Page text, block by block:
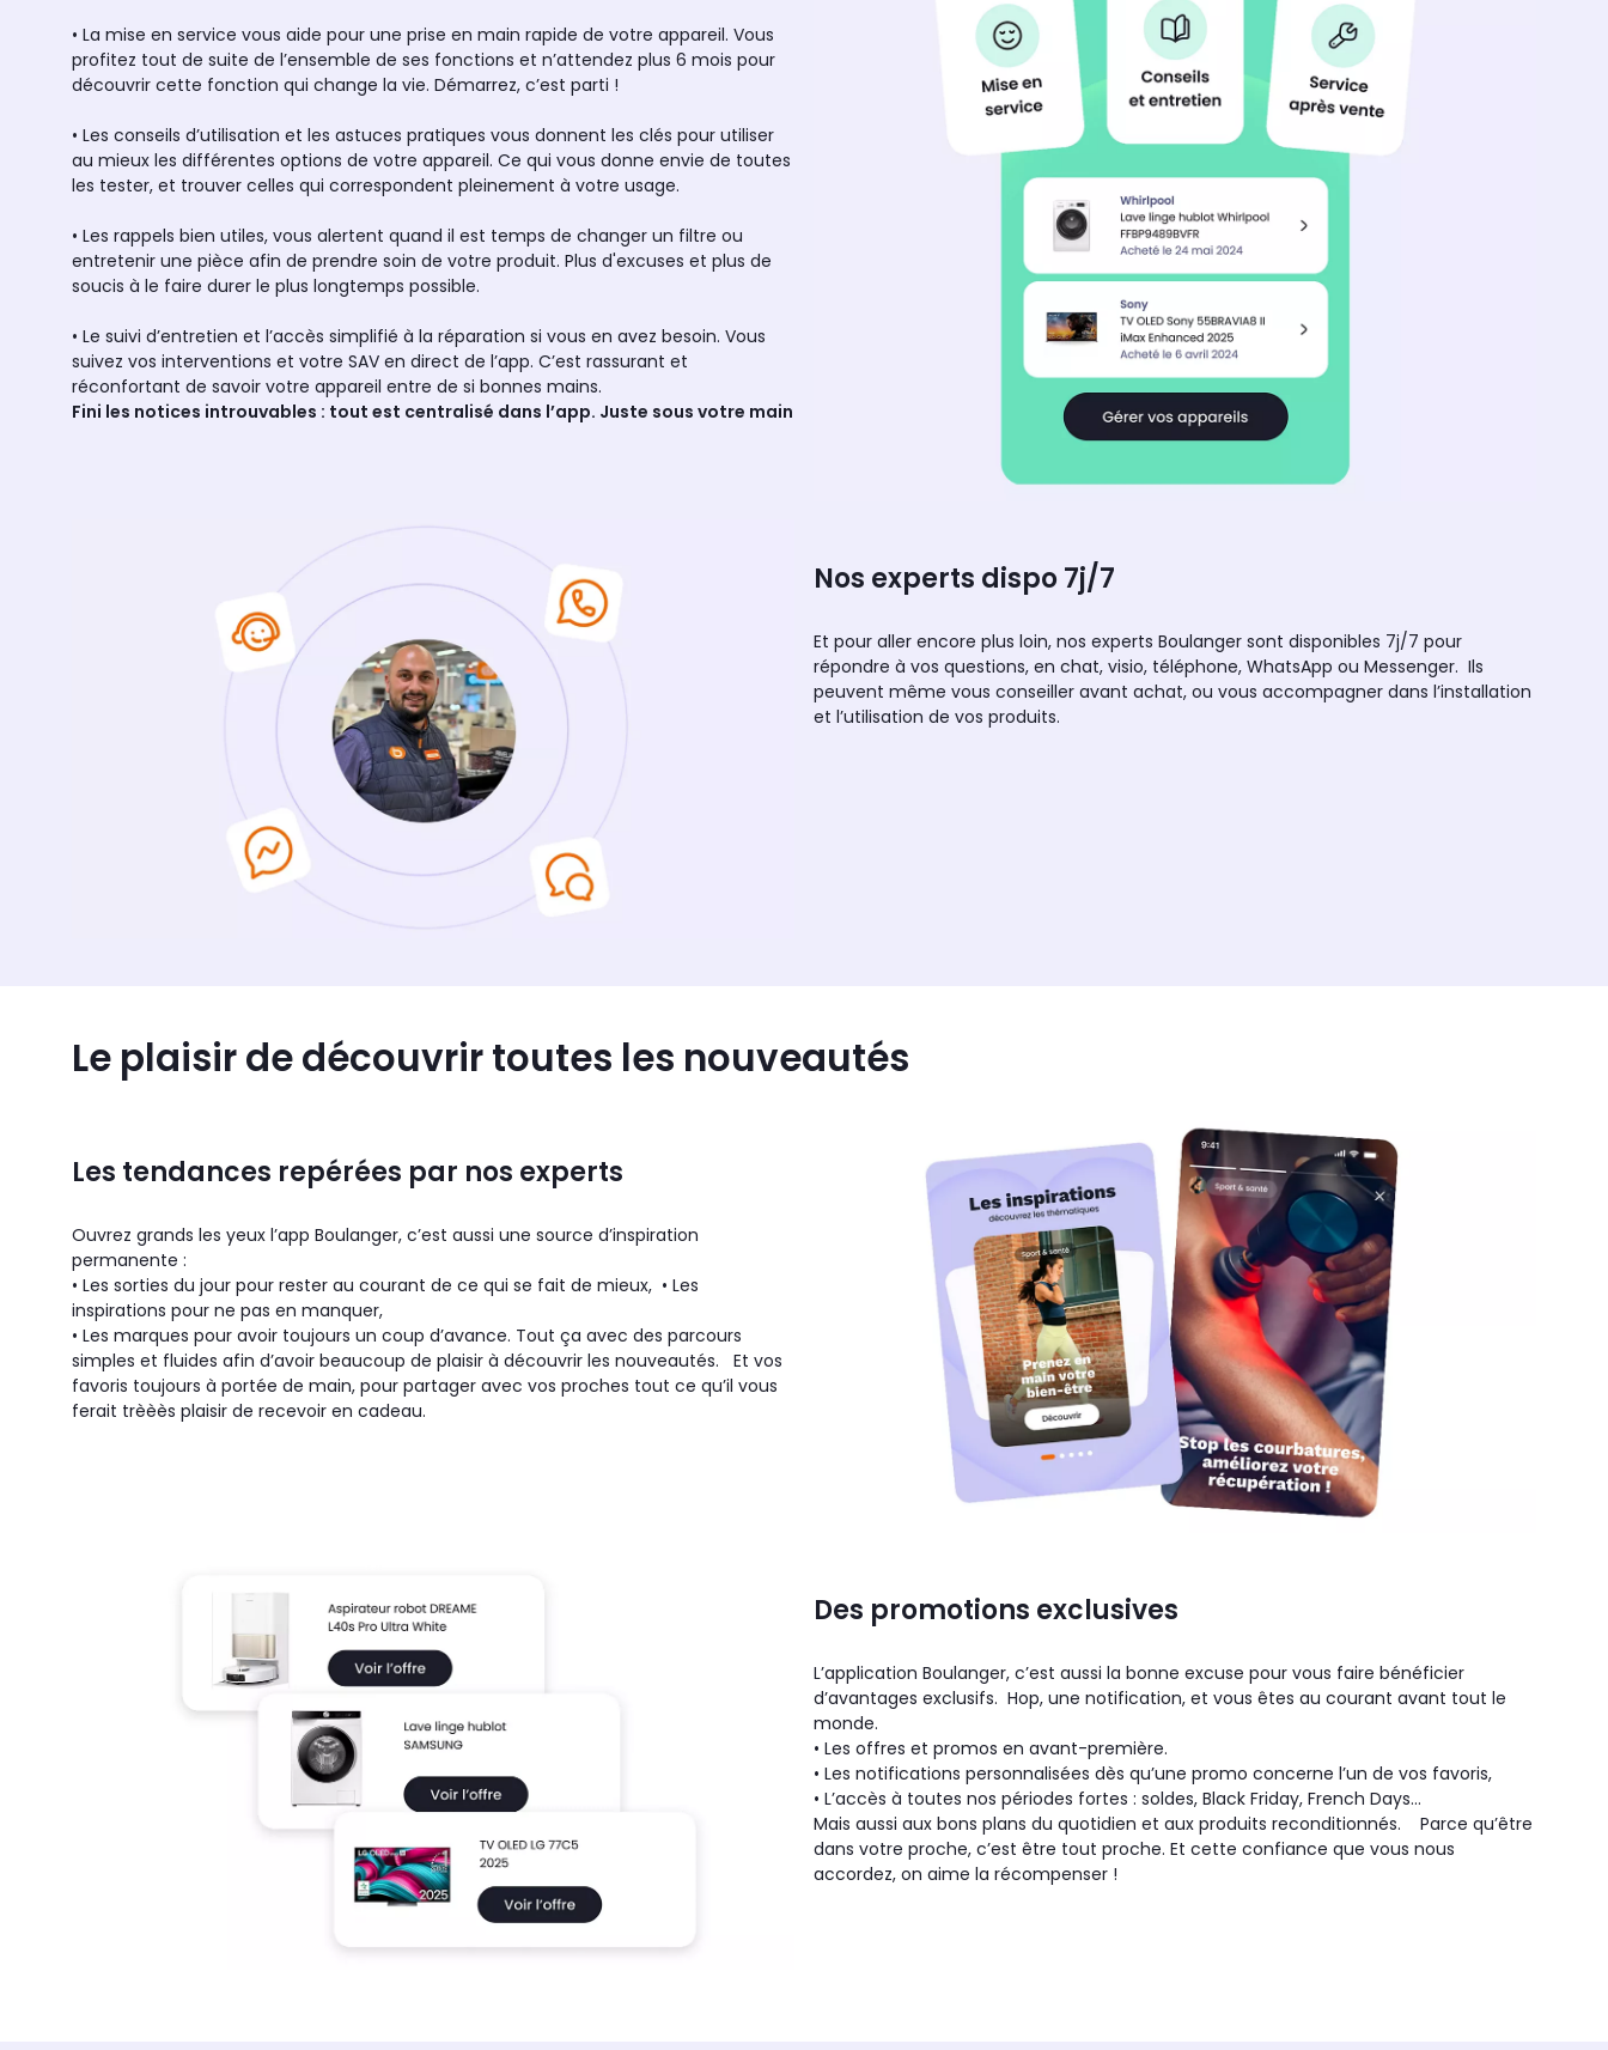
• La mise en service vous aide pour une prise en main rapide de votre appareil. Vous
profitez tout de suite de l’ensemble de ses fonctions et n’attendez plus 6 mois pour
découvrir cette fonction qui change la vie. Démarrez, c’est parti !
• Les conseils d’utilisation et les astuces pratiques vous donnent les clés pour utiliser
au mieux les différentes options de votre appareil. Ce qui vous donne envie de toutes
les tester, et trouver celles qui correspondent pleinement à votre usage.
• Les rappels bien utiles, vous alertent quand il est temps de changer un filtre ou
entretenir une pièce afin de prendre soin de votre produit. Plus d'excuses et plus de
soucis à le faire durer le plus longtemps possible.
• Le suivi d’entretien et l’accès simplifié à la réparation si vous en avez besoin. Vous
suivez vos interventions et votre SAV en direct de l’app. C’est rassurant et
réconfortant de savoir votre appareil entre de si bonnes mains.
Fini les notices introuvables : tout est centralisé dans l’app. Juste sous votre main
Nos experts dispo 7j/7
Et pour aller encore plus loin, nos experts Boulanger sont disponibles 7j/7 pour
répondre à vos questions, en chat, visio, téléphone, WhatsApp ou Messenger. Ils
peuvent même vous conseiller avant achat, ou vous accompagner dans l’installation
et l’utilisation de vos produits.
Le plaisir de découvrir toutes les nouveautés
Les tendances repérées par nos experts
Ouvrez grands les yeux l’app Boulanger, c’est aussi une source d’inspiration
permanente :
• Les sorties du jour pour rester au courant de ce qui se fait de mieux, • Les
inspirations pour ne pas en manquer,
• Les marques pour avoir toujours un coup d’avance. Tout ça avec des parcours
simples et fluides afin d’avoir beaucoup de plaisir à découvrir les nouveautés. Et vos
favoris toujours à portée de main, pour partager avec vos proches tout ce qu’il vous
ferait trèèès plaisir de recevoir en cadeau.
Des promotions exclusives
L’application Boulanger, c’est aussi la bonne excuse pour vous faire bénéficier
d’avantages exclusifs. Hop, une notification, et vous êtes au courant avant tout le
monde.
• Les offres et promos en avant-première.
• Les notifications personnalisées dès qu’une promo concerne l’un de vos favoris,
• L’accès à toutes nos périodes fortes : soldes, Black Friday, French Days…
Mais aussi aux bons plans du quotidien et aux produits reconditionnés. Parce qu’être
dans votre proche, c’est être tout proche. Et cette confiance que vous nous
accordez, on aime la récompenser !